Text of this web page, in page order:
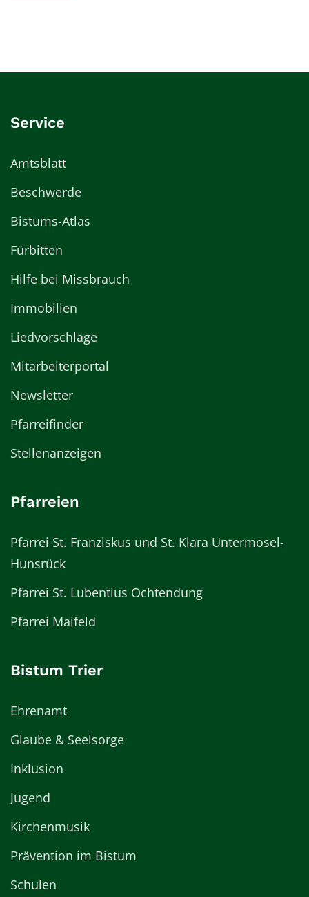
Service
Amtsblatt
Beschwerde
Bistums-Atlas
Fürbitten
Hilfe bei Missbrauch
Immobilien
Liedvorschläge
Mitarbeiterportal
Newsletter
Pfarreifinder
Stellenanzeigen
Pfarreien
Pfarrei St. Franziskus und St. Klara Untermosel-
Hunsrück
Pfarrei St. Lubentius Ochtendung
Pfarrei Maifeld
Bistum Trier
Ehrenamt
Glaube & Seelsorge
Inklusion
Jugend
Kirchenmusik
Prävention im Bistum
Schulen